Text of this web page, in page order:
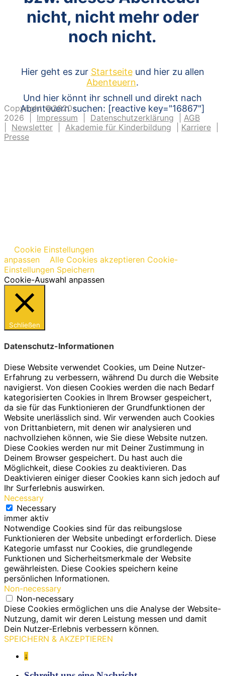
nicht, nicht mehr oder
noch nicht.
Hier geht es zur Startseiteund hier zu allen
Abenteuern.
Und hier könnt ihr schnell und direkt nach
Abenteuern suchen: [reactive key="16867"]
Copyright ©2020-
2026 | Impressum Datenschutzerklärung
AGB
Newsletter Akademie für Kinderbildung Karriere
Presse
Cookie Einstellungen
anpassen
Alle Cookies akzeptieren Cookie-
Einstellungen Speichern
Cookie-Auswahl anpassen
Schließen
Datenschutz-Informationen
Diese Website verwendet Cookies, um Deine Nutzer-
Erfahrung zu verbessern, während Du durch die Website
navigierst. Von diesen Cookies werden die nach Bedarf
kategorisierten Cookies in Ihrem Browser gespeichert,
da sie für das Funktionieren der Grundfunktionen der
Website unerlässlich sind. Wir verwenden auch Cookies
von Drittanbietern, mit denen wir analysieren und
nachvollziehen können, wie Sie diese Website nutzen.
Diese Cookies werden nur mit Deiner Zustimmung in
Deinem Browser gespeichert. Du hast auch die
Möglichkeit, diese Cookies zu deaktivieren. Das
Deaktivieren einiger dieser Cookies kann sich jedoch auf
Ihr Surferlebnis auswirken.
Necessary
Necessary
immer aktiv
Notwendige Cookies sind für das reibungslose
Funktionieren der Website unbedingt erforderlich. Diese
Kategorie umfasst nur Cookies, die grundlegende
Funktionen und Sicherheitsmerkmale der Website
gewährleisten. Diese Cookies speichern keine
persönlichen Informationen.
Non-necessary
Non-necessary
Diese Cookies ermöglichen uns die Analyse der Website-
Nutzung, damit wir deren Leistung messen und damit
Dein Nutzer-Erlebnis verbessern können.
SPEICHERN & AKZEPTIEREN
↓